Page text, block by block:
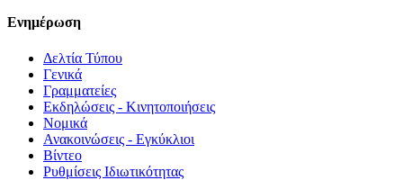
Ενημέρωση
Δελτία Τύπου
Γενικά
Γραμματείες
Εκδηλώσεις - Κινητοποιήσεις
Νομικά
Ανακοινώσεις - Εγκύκλιοι
Βίντεο
Ρυθμίσεις Ιδιωτικότητας